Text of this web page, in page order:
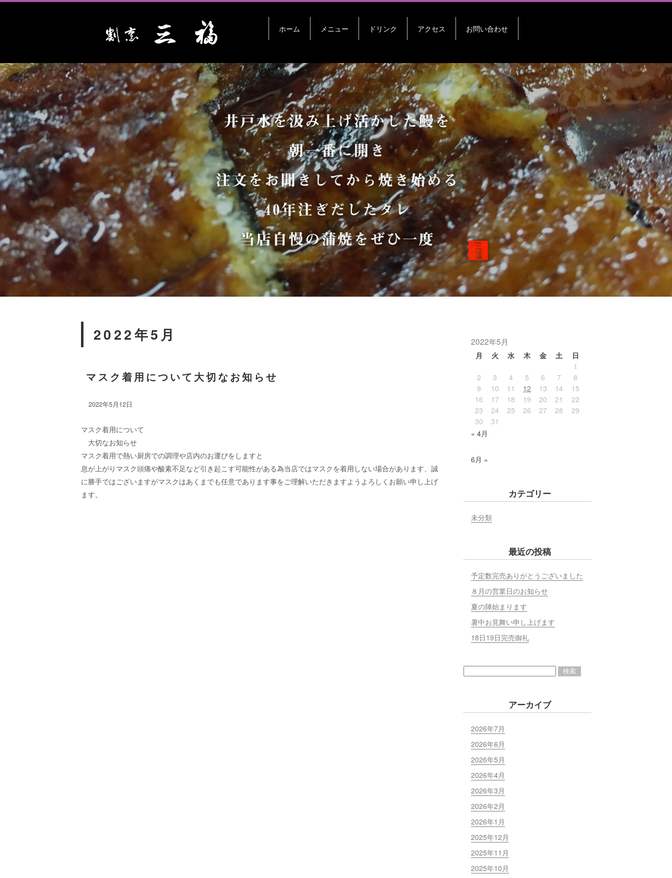
ホーム メニュー ドリンク アクセス お問い合わせ
2022年5月
マスク着用について大切なお知らせ
2022年5月12日
マスク着用について
大切なお知らせ
マスク着用で熱い厨房での調理や店内のお運びをしますと
息が上がりマスク頭痛や酸素不足など引き起こす可能性がある為当店ではマスクを着用しない場合があります、誠
に勝手ではございますがマスクはあくまでも任意であります事をご理解いただきますようよろしくお願い申し上げ
ます。
2022年5月
月 火 水 木 金 土
日
1
2
3 4 5 6 7
8
9
10 11 12 13 14
15
16
17 18 19 20 21
22
23
24 25 26 27 28
29
30
31
« 4月
6月 »
カテゴリー
未分類
最近の投稿
予定数完売ありがとうございました
８月の営業日のお知らせ
夏の陣始まります
暑中お見舞い申し上げます
18日19日完売御礼
アーカイブ
2026年7月
2026年6月
2026年5月
2026年4月
2026年3月
2026年2月
2026年1月
2025年12月
2025年11月
2025年10月